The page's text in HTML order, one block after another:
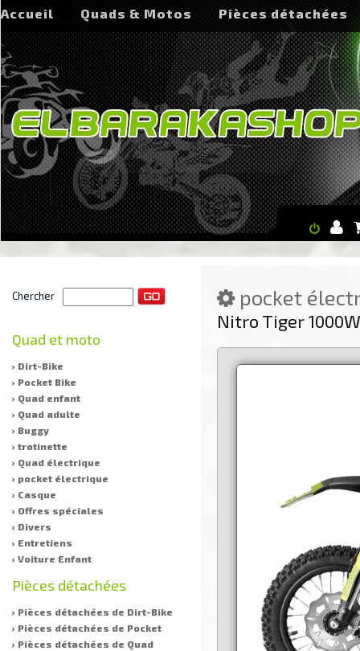
Accueil Quads & Motos Pièces détachées
Chercher
Quad et moto
› Dirt-Bike
› Pocket Bike
› Quad enfant
› Quad adulte
› Buggy
› trotinette
› Quad électrique
› pocket électrique
› Casque
› Offres spéciales
› Divers
› Entretiens
› Voiture Enfant
Pièces détachées
› Pièces détachées de Dirt-Bike
› Pièces détachées de Pocket
› Pièces détachées de Quad
pocket
Nitro Tiger